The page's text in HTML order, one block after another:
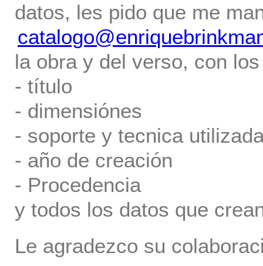
datos, les pido que me
la obra y del verso, con
- título
- dimensiónes
- soporte y tecnica
- año de creación
- Procedencia
y todos los datos que
Le agradezco su